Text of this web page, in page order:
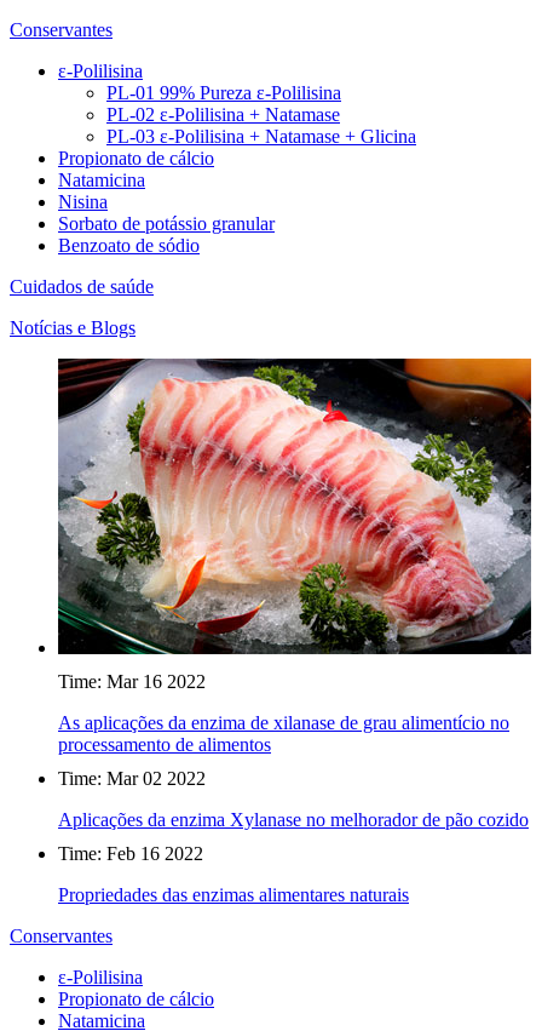
Conservantes
ε-Polilisina
PL-01 99% Pureza ε-Polilisina
PL-02 ε-Polilisina + Natamase
PL-03 ε-Polilisina + Natamase + Glicina
Propionato de cálcio
Natamicina
Nisina
Sorbato de potássio granular
Benzoato de sódio
Cuidados de saúde
Notícias e Blogs
Time: Mar 16 2022
As aplicações da enzima de xilanase de grau alimentício no
processamento de alimentos
Time: Mar 02 2022
Aplicações da enzima Xylanase no melhorador de pão cozido
Time: Feb 16 2022
Propriedades das enzimas alimentares naturais
Conservantes
ε-Polilisina
Propionato de cálcio
Natamicina